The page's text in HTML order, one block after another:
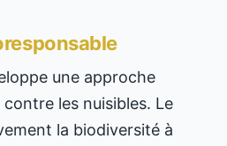
une approche
les nuisibles. Le
la biodiversité à